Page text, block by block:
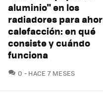
aluminio" en los
radiadores para
calefacción: en qué
consiste y cuándo
funciona
0 COMENTARIOS
HACE 7 MESES